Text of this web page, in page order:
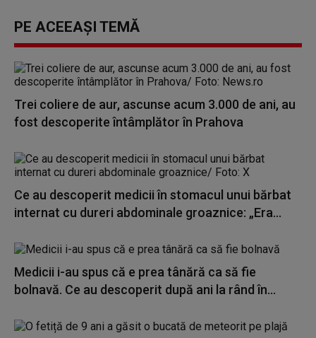
PE ACEEAȘI TEMĂ
Trei coliere de aur, ascunse acum 3.000 de ani, au
fost descoperite întâmplător în Prahova
Ce au descoperit medicii în stomacul unui bărbat
internat cu dureri abdominale groaznice: „Era...
Medicii i-au spus că e prea tânără ca să fie
bolnavă. Ce au descoperit după ani la rând în...